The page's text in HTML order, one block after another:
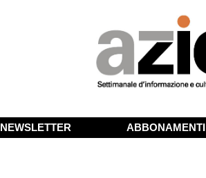
NEWSLETTER ABBONAMENTI